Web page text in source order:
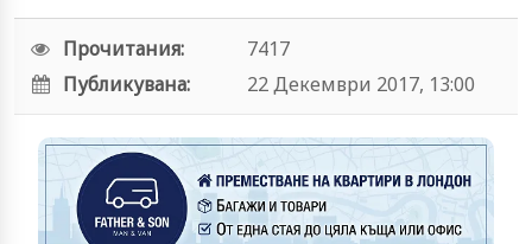
Прочитания:
7417
Публикувана:
22 Декември 2017, 13:00